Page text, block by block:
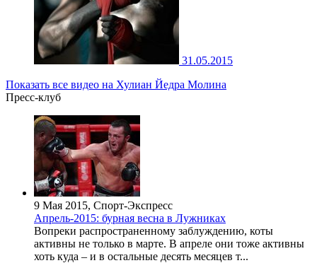
31.05.2015
Показать все видео на Хулиан Йедра Молина
Пресс-клуб
9 Мая 2015, Спорт-Экспресс
Апрель-2015: бурная весна в Лужниках
Вопреки распространенному заблуждению, коты
активны не только в марте. В апреле они тоже активны
хоть куда – и в остальные десять месяцев т...